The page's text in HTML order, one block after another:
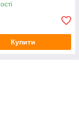
Купити